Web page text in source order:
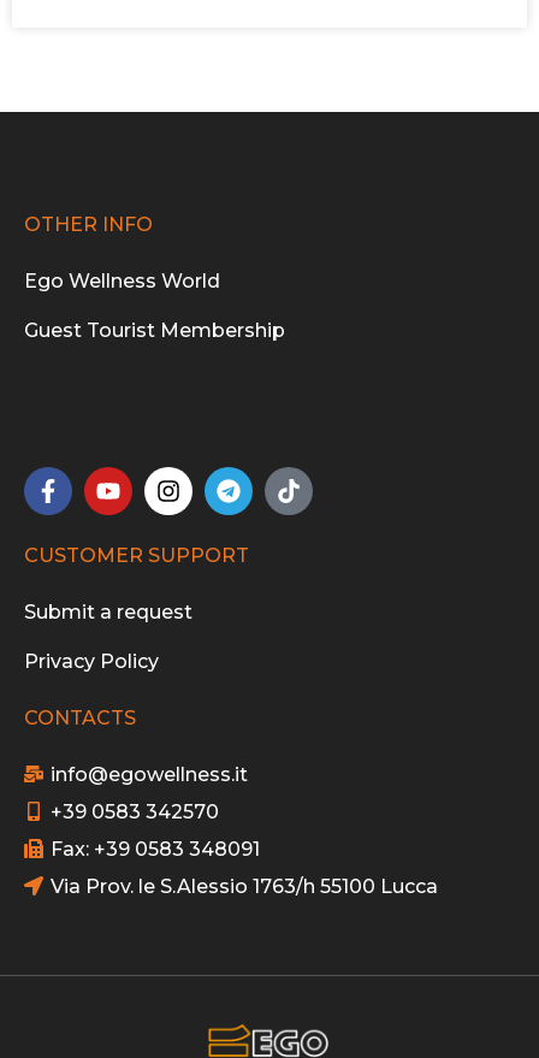
OTHER INFO
Ego Wellness World
Guest Tourist Membership
CUSTOMER SUPPORT
Submit a request
Privacy Policy
CONTACTS
info@egowellness.it
+39 0583 342570
Fax: +39 0583 348091
Via Prov. le S.Alessio 1763/h 55100 Lucca